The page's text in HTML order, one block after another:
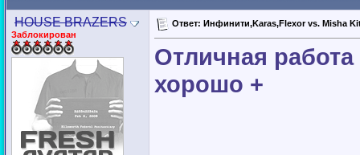
HOUSЕ BRAZERS
Заблокирован
Ответ: Инфинити,Karas,Flexor vs. Misha
Отличная работа
хорошо +